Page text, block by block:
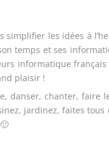
les idées à
temps et ses
informatique français
plaisir !
danser, chanter, faire
jardinez, faites tous